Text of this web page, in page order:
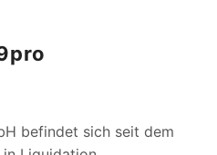
befindet sich seit dem